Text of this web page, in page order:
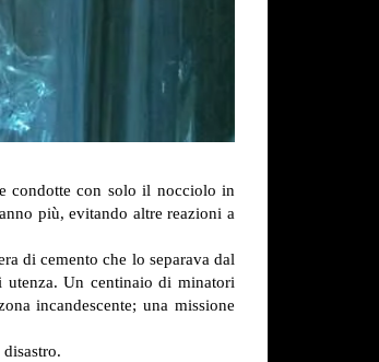
condotte con solo il nocciolo in
più, evitando altre reazioni a
di cemento che lo separava dal
Un centinaio di minatori
incandescente; una missione